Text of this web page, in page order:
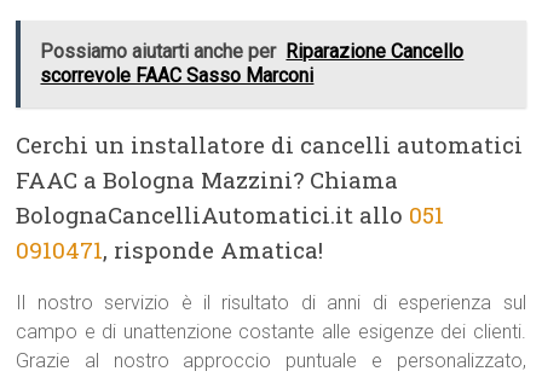
Possiamo aiutarti anche per Riparazione Cancello
scorrevole FAAC Sasso Marconi
Cerchi un installatore di cancelli automatici
FAAC a Bologna Mazzini? Chiama
BolognaCancelliAutomatici.it allo 051
0910471, risponde Amatica!
Il nostro servizio è il risultato di anni di esperienza sul
campo e di unattenzione costante alle esigenze dei clienti.
Grazie al nostro approccio puntuale e personalizzato,